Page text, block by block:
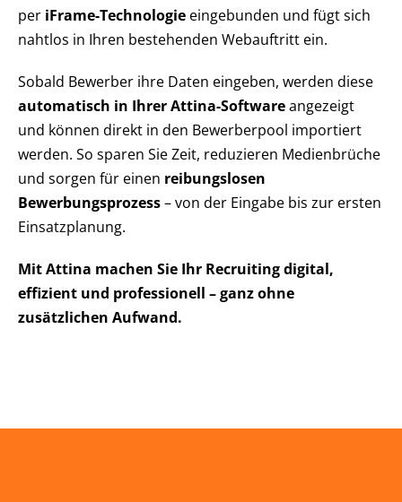
per iFrame-Technologie eingebunden und fügt sich
nahtlos in Ihren bestehenden Webauftritt ein.
Sobald Bewerber ihre Daten eingeben, werden diese
automatisch in Ihrer Attina-Softwareangezeigt
und können direkt in den Bewerberpool importiert
werden. So sparen Sie Zeit, reduzieren Medienbrüche
und sorgen für einen reibungslosen
Bewerbungsprozess– von der Eingabe bis zur ersten
Einsatzplanung.
Mit Attina machen Sie Ihr Recruiting digital,
effizient und professionell – ganz ohne
zusätzlichen Aufwand.